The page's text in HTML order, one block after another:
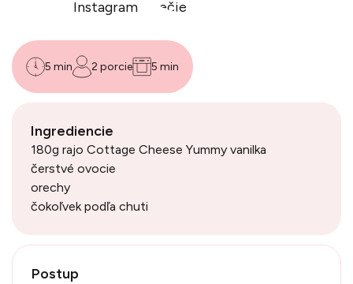
Instagram
5 min 2 porcie 5 min
Ingrediencie
180g rajo Cottage Cheese Yummy vanilka
čerstvé ovocie
orechy
čokoľvek podľa chuti
Postup